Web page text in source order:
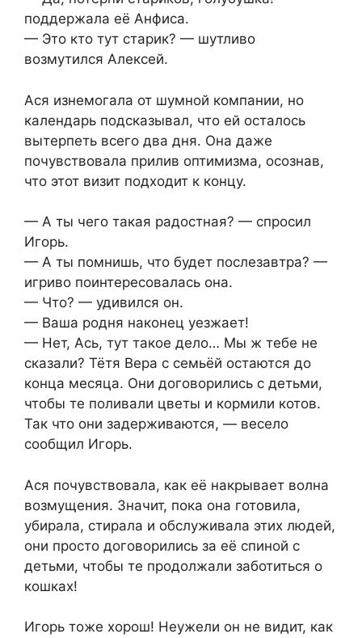
поддержала её Анфиса.
— Это кто тут старик? — шутливо
возмутился Алексей.
Ася изнемогала от шумной компании, но
календарь подсказывал, что ей осталось
вытерпеть всего два дня. Она даже
почувствовала прилив оптимизма, осознав,
что этот визит подходит к концу.
— А ты чего такая радостная? — спросил
Игорь.
— А ты помнишь, что будет послезавтра? —
игриво поинтересовалась она.
— Что? — удивился он.
— Ваша родня наконец уезжает!
— Нет, Ась, тут такое дело… Мы ж тебе не
сказали? Тётя Вера с семьёй остаются до
конца месяца. Они договорились с детьми,
чтобы те поливали цветы и кормили котов.
Так что они задерживаются, — весело
сообщил Игорь.
Ася почувствовала, как её накрывает волна
возмущения. Значит, пока она готовила,
убирала, стирала и обслуживала этих людей,
они просто договорились за её спиной с
детьми, чтобы те продолжали заботиться о
кошках!
Игорь тоже хорош! Неужели он не видит, как